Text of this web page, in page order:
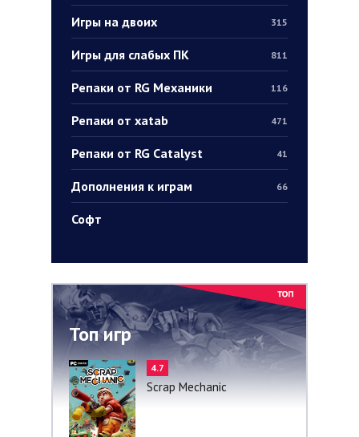
Игры на двоих 315
Игры для слабых ПК 811
Репаки от RG Механики 116
Репаки от xatab 471
Репаки от RG Catalyst 41
Дополнения к играм 66
Софт
Топ игр
4.7
Scrap Mechanic